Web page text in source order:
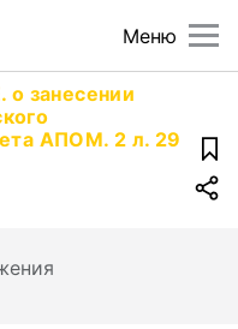
Меню
о занесении
АПОМ. 2 л. 29